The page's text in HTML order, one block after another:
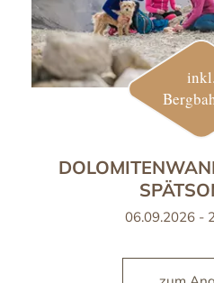
inkl.
06.09.2026 -